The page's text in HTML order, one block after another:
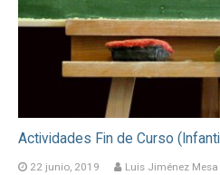
Actividades Fin de Curso
22 junio, 2019 Luis Jiménez Mesa